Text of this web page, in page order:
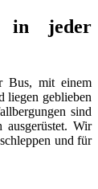
in jeder
Bus, mit einem
liegen geblieben
sind
Wir
und für